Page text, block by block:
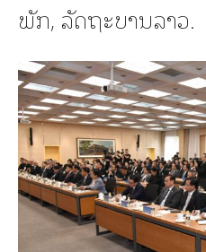
ພັກ, ລັດຖະບານລາວ.